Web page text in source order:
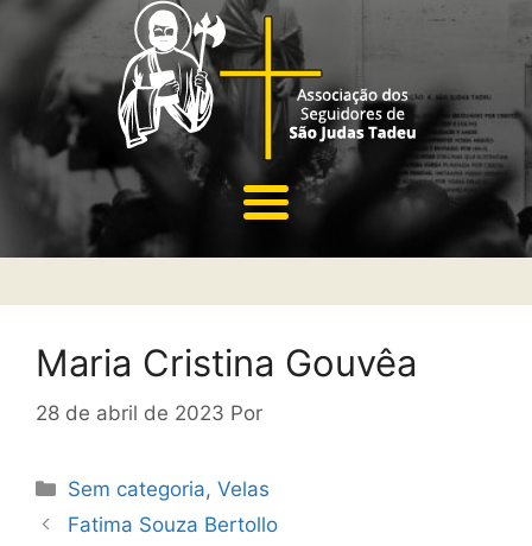
Maria Cristina Gouvêa
28 de abril de 2023 Por
Sem categoria,Velas
Fatima Souza Bertollo